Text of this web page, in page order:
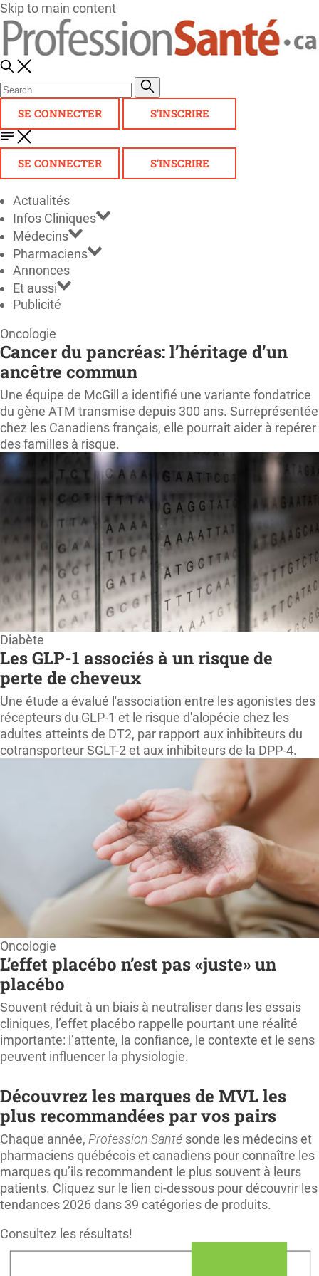
Skip to main content
SE CONNECTER S'INSCRIRE
SE CONNECTER S'INSCRIRE
Actualités
Infos Cliniques
Médecins
Pharmaciens
Annonces
Et aussi
Publicité
Page
d'accueil
ProfessionSanté.ca
Oncologie
Cancer du pancréas: l’héritage d’un
ancêtre commun
Une équipe de McGill a identifié une variante fondatrice
du gène ATM transmise depuis 300 ans. Surreprésentée
chez les Canadiens français, elle pourrait aider à repérer
des familles à risque.
Diabète
Les GLP-1 associés à un risque de
perte de cheveux
Une étude a évalué l'association entre les agonistes des
récepteurs du GLP-1 et le risque d'alopécie chez les
adultes atteints de DT2, par rapport aux inhibiteurs du
cotransporteur SGLT-2 et aux inhibiteurs de la DPP-4.
Oncologie
L’effet placébo n’est pas «juste» un
placébo
Souvent réduit à un biais à neutraliser dans les essais
cliniques, l’effet placébo rappelle pourtant une réalité
importante: l’attente, la confiance, le contexte et le sens
peuvent influencer la physiologie.
Découvrez les marques de MVL les
plus recommandées par vos pairs
Chaque année, Profession Santé sonde les médecins et
pharmaciens québécois et canadiens pour connaître les
marques qu’ils recommandent le plus souvent à leurs
patients. Cliquez sur le lien ci-dessous pour découvrir les
tendances 2026 dans 39 catégories de produits.
Consultez les résultats!